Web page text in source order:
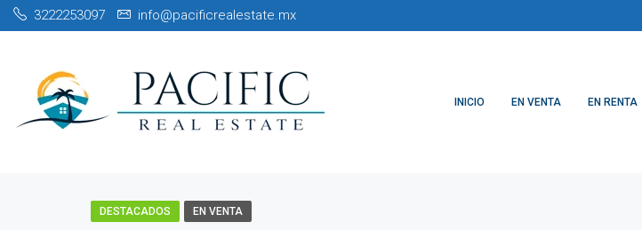
3222253097 info@pacificrealestate.mx
INICIO EN VENTA EN RENTA
DESTACADOS EN VENTA